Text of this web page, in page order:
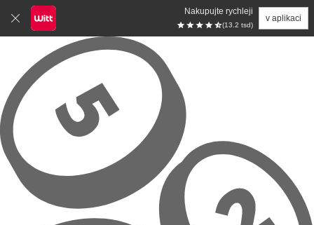
Nakupujte rychleji
(13.2 tsd)
v aplikaci
Přeskočit na hlavní obsah